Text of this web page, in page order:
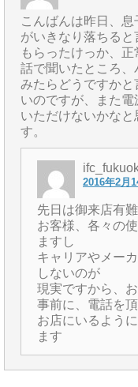
こんばんは昨日、
がいきなり落ちる
もらったけっか、
話で聞いたところ
みたらどうですか
いのですが、また
いただけないかなと
す。
2016年2月
先日は御来店有
お客様、各々の
ますし
キャリアやメー
しないのが
現実ですから、
事前に、電話を
お店にいるよう
ます